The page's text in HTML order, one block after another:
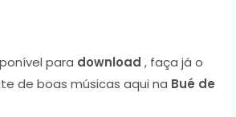
para download , faça já o
de boas músicas aqui na Bué de